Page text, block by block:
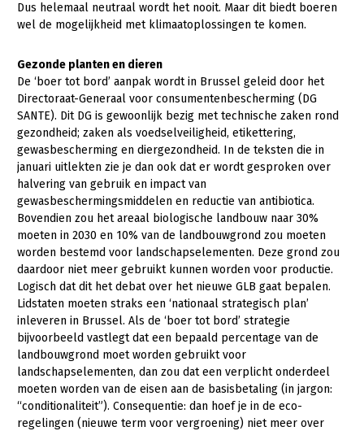
Onderwerpen
Nieuws
Nieuwsabonnement
Webinars
Over LTO
LTO Nederland
Mensen
Bestuur en Directie
Medewerkers
Vakgroepbestuurders
Jaarverslag 2023
Vacatures
Pers
Contact
Dus helemaal neutraal wordt het nooit. Maar dit biedt boeren
wel de mogelijkheid met klimaatoplossingen te komen.
Gezonde planten en dieren
De ‘boer tot bord’ aanpak wordt in Brussel geleid door het
Directoraat-Generaal voor consumentenbescherming (DG
SANTE). Dit DG is gewoonlijk bezig met technische zaken rond
gezondheid; zaken als voedselveiligheid, etikettering,
gewasbescherming en diergezondheid. In de teksten die in
januari uitlekten zie je dan ook dat er wordt gesproken over
halvering van gebruik en impact van
gewasbeschermingsmiddelen en reductie van antibiotica.
Bovendien zou het areaal biologische landbouw naar 30%
moeten in 2030 en 10% van de landbouwgrond zou moeten
worden bestemd voor landschapselementen. Deze grond zou
daardoor niet meer gebruikt kunnen worden voor productie.
Logisch dat dit het debat over het nieuwe GLB gaat bepalen.
Lidstaten moeten straks een ‘nationaal strategisch plan’
inleveren in Brussel. Als de ‘boer tot bord’ strategie
bijvoorbeeld vastlegt dat een bepaald percentage van de
landbouwgrond moet worden gebruikt voor
landschapselementen, dan zou dat een verplicht onderdeel
moeten worden van de eisen aan de basisbetaling (in jargon:
“conditionaliteit”). Consequentie: dan hoef je in de eco-
regelingen (nieuwe term voor vergroening) niet meer over